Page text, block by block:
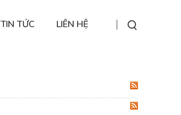
TIN TỨC LIÊN HỆ